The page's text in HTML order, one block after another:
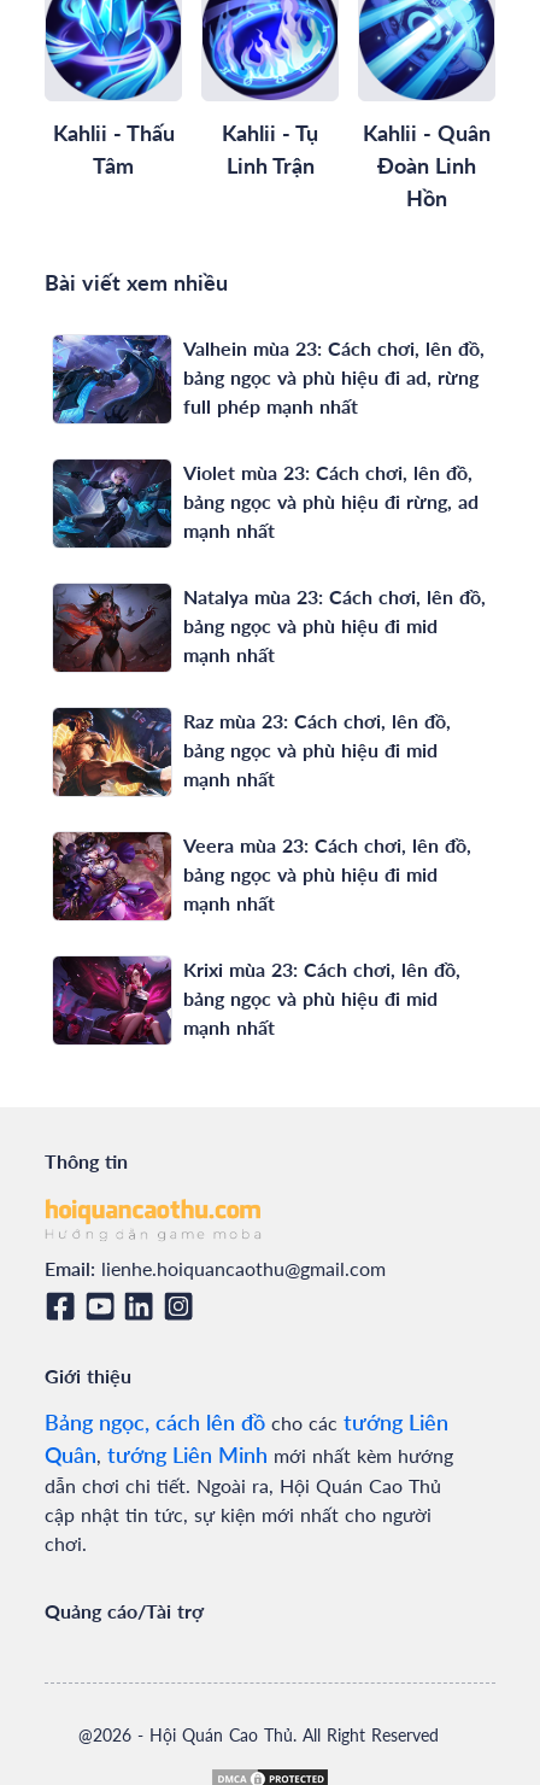
Kahlii - Thấu
Tâm
Kahlii - Tụ
Linh Trận
Kahlii - Quân
Đoàn Linh
Hồn
Bài viết xem nhiều
Valhein mùa 23: Cách chơi, lên đồ,
bảng ngọc và phù hiệu đi ad, rừng
full phép mạnh nhất
Violet mùa 23: Cách chơi, lên đồ,
bảng ngọc và phù hiệu đi rừng, ad
mạnh nhất
Natalya mùa 23: Cách chơi, lên đồ,
bảng ngọc và phù hiệu đi mid
mạnh nhất
Raz mùa 23: Cách chơi, lên đồ,
bảng ngọc và phù hiệu đi mid
mạnh nhất
Veera mùa 23: Cách chơi, lên đồ,
bảng ngọc và phù hiệu đi mid
mạnh nhất
Krixi mùa 23: Cách chơi, lên đồ,
bảng ngọc và phù hiệu đi mid
mạnh nhất
Thông tin
Email: lienhe.hoiquancaothu@gmail.com
Giới thiệu
Bảng ngọc, cách lên đồ cho các tướng Liên
Quân tướng Liên Minh mới nhất kèm hướng
dẫn chơi chi tiết. Ngoài ra, Hội Quán Cao Thủ
cập nhật tin tức, sự kiện mới nhất cho người
chơi.
Quảng cáo/Tài trợ
@2026- Hội Quán Cao Thủ. All Right Reserved